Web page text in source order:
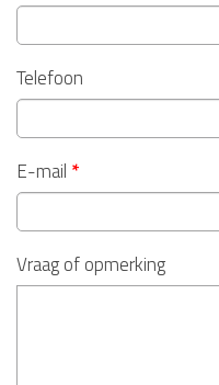
Telefoon
E-mail *
Vraag of opmerking